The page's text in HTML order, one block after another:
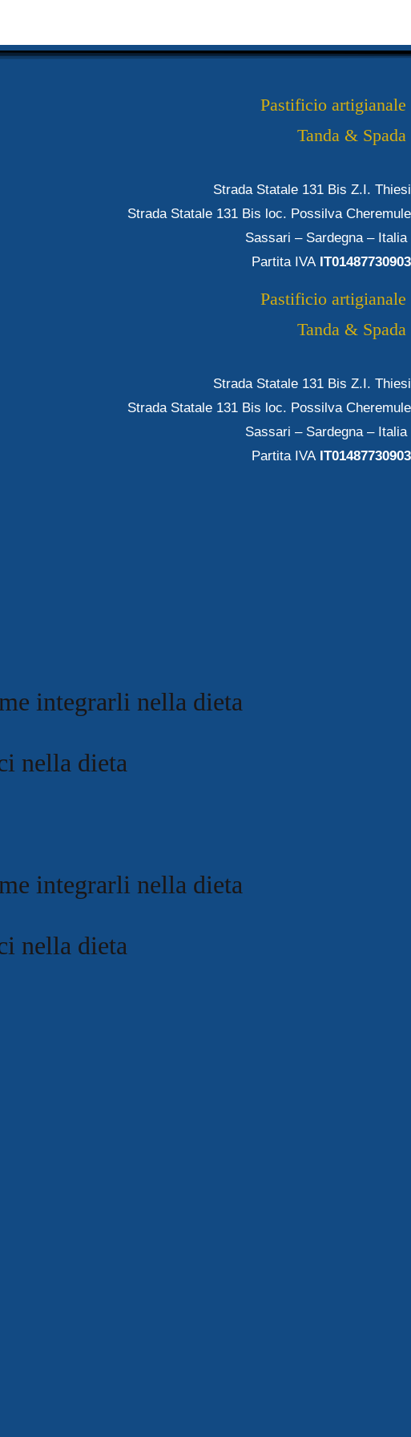
Pastificio artigianale
Tanda & Spada
Strada Statale 131 Bis Z.I. Thiesi
Strada Statale 131 Bis loc. Possilva Cheremule
Sassari – Sardegna – Italia
Partita IVA IT01487730903
Pastificio artigianale
Tanda & Spada
Strada Statale 131 Bis Z.I. Thiesi
Strada Statale 131 Bis loc. Possilva Cheremule
Sassari – Sardegna – Italia
Partita IVA IT01487730903
integrarli nella dieta
nella dieta
integrarli nella dieta
nella dieta